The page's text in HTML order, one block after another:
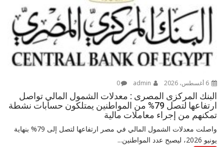
6 أغسطس، 2026 0
البنك المركزى المصرى : معدلات الشمول المالي تواصل
ارتفاعها لتصل 79% من المواطنين يمتلكون حسابات نشطة
تمكنهم من إجراء معاملات مالية
واصلت معدلات الشمول المالي في مصر ارتفاعها لتصل إلى 79% بنهاية
يونيو 2026، ليصبح عدد المواطنين...